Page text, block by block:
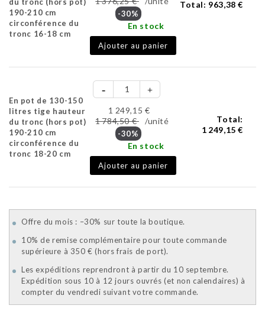
190-210 cm
circonférence du
tronc 16-18 cm
-30%
En stock
Ajouter au panier
Total: 963,38 €
En pot de 130-150
litres tige hauteur
du tronc (hors pot)
190-210 cm
circonférence du
tronc 18-20 cm
1 249,15 €
1 784,50 € /unité
-30%
En stock
Ajouter au panier
Total:
1 249,15 €
Offre du mois : –30% sur toute la boutique.
10% de remise complémentaire pour toute commande
supérieure à 350 € (hors frais de port).
Les expéditions reprendront à partir du 10 septembre.
Expédition sous 10 à 12 jours ouvrés (et non calendaires) à
compter du vendredi suivant votre commande.